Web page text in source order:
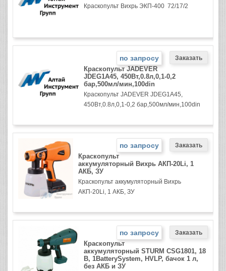
Краскопульт Вихрь ЭКП-400 72/17/2
по запросу
Краскопульт JADEVER
JDEG1A45, 450Вт,0.8л,0,1-0,2
бар,500мл/мин,100din
Краскопульт JADEVER JDEG1A45,
450Вт,0.8л,0,1-0,2 бар,500мл/мин,100din
по запросу
Краскопульт
аккумуляторный Вихрь АКП-20Li, 1
АКБ, ЗУ
Краскопульт аккумуляторный Вихрь
АКП-20Li, 1 АКБ, ЗУ
по запросу
Краскопульт
аккумуляторный STURM CSG1801, 18
В, 1BatterySystem, HVLP, бачок 1 л,
без АКБ и ЗУ